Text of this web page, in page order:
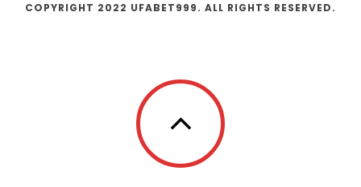
COPYRIGHT 2022 UFABET999. ALL RIGHTS RESERVED.